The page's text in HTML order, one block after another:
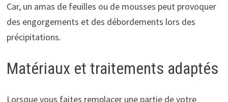
Car, un amas de feuilles ou de mousses peut provoquer
des engorgements et des débordements lors des
précipitations.
Matériaux et traitements adaptés
Lorsque vous faites remplacer une partie de votre